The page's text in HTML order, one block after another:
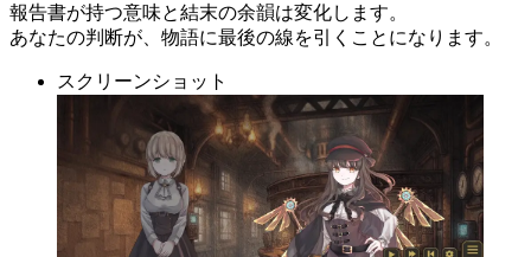
報告書が持つ意味と結末の余韻は変化します。
あなたの判断が、物語に最後の線を引くことになります。
スクリーンショット